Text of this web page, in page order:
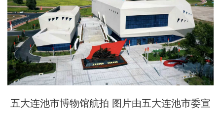
五大连池市博物馆航拍 图片由五大连池市委宣